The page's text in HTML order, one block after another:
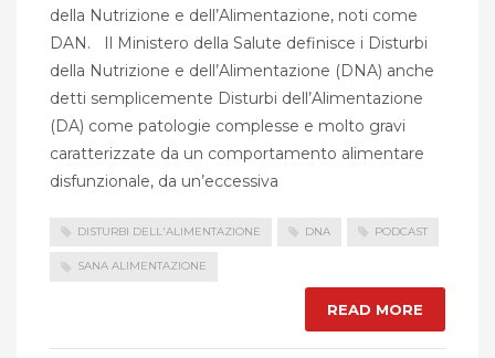
della Nutrizione e dell’Alimentazione, noti come
DAN. Il Ministero della Salute definisce i Disturbi
della Nutrizione e dell’Alimentazione (DNA) anche
detti semplicemente Disturbi dell’Alimentazione
(DA) come patologie complesse e molto gravi
caratterizzate da un comportamento alimentare
disfunzionale, da un’eccessiva
DISTURBI DELL'ALIMENTAZIONE DNA PODCAST
SANA ALIMENTAZIONE
READ MORE